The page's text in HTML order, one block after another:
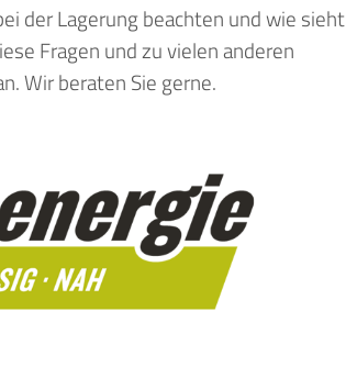
der Lagerung beachten und wie sieht
Fragen und zu vielen anderen
Wir beraten Sie gerne.